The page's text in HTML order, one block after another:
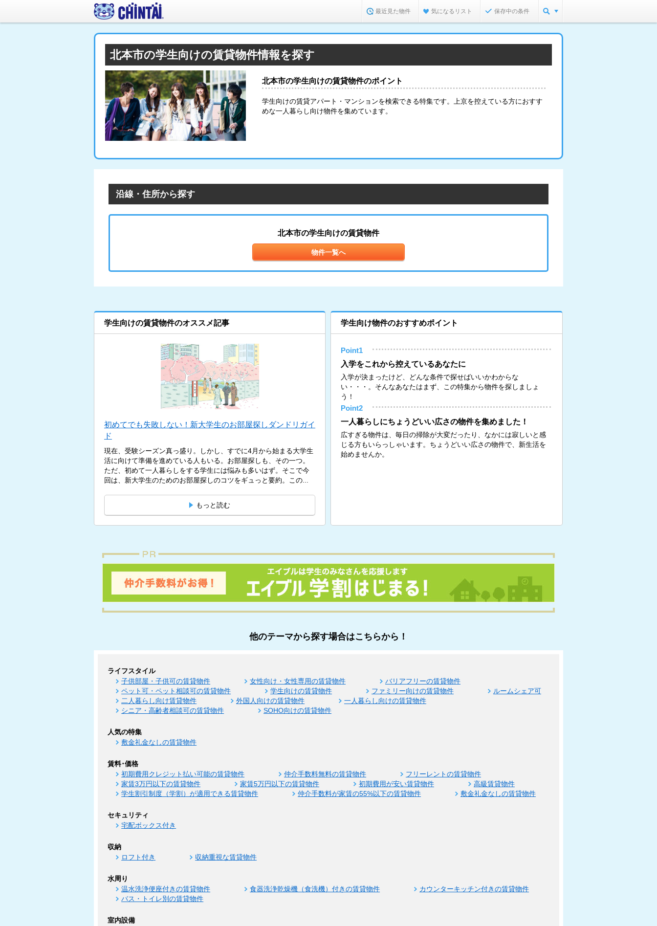
最近見た物件 気になるリスト 保存中の条件
北本市の学生向けの賃貸物件情報を探す
北本市の学生向けの賃貸物件のポイント
学生向けの賃貸アパート・マンションを検索できる特集です。上京を控えている方におすす
めな一人暮らし向け物件を集めています。
沿線・住所から探す
北本市の学生向けの賃貸物件
物件一覧へ
学生向けの賃貸物件のオススメ記事
初めてでも失敗しない！新大学生のお部屋探しダンドリガイ
ド
現在、受験シーズン真っ盛り。しかし、すでに4月から始まる大学生
活に向けて準備を進めている人もいる。お部屋探しも、その一つ。
ただ、初めて一人暮らしをする学生には悩みも多いはず。そこで今
回は、新大学生のためのお部屋探しのコツをギュっと要約。この...
もっと読む
学生向け物件のおすすめポイント
Point1
入学をこれから控えているあなたに
入学が決まったけど、どんな条件で探せばいいかわからな
い・・・。そんなあなたはまず、この特集から物件を探しましょ
う！
Point2
一人暮らしにちょうどいい広さの物件を集めました！
広すぎる物件は、毎日の掃除が大変だったり、なかには寂しいと感
じる方もいらっしゃいます。ちょうどいい広さの物件で、新生活を
始めませんか。
他のテーマから探す場合はこちらから！
ライフスタイル
子供部屋・子供可の賃貸物件 女性向け・女性専用の賃貸物件
バリアフリーの賃貸物件
ペット可・ペット相談可の賃貸物件
学生向けの賃貸物件 ファミリー向けの賃貸物件
ルームシェア可
二人暮らし向け賃貸物件
外国人向けの賃貸物件
一人暮らし向けの賃貸物件
シニア・高齢者相談可の賃貸物件
SOHO向けの賃貸物件
人気の特集
敷金礼金なしの賃貸物件
賃料･価格
初期費用クレジット払い可能の賃貸物件 仲介手数料無料の賃貸物件
フリーレントの賃貸物件
家賃3万円以下の賃貸物件
家賃5万円以下の賃貸物件 初期費用が安い賃貸物件
高級賃貸物件
学生割引制度（学割）が適用できる賃貸物件
仲介手数料が家賃の55%以下の賃貸物件 敷金礼金なしの賃貸物件
セキュリティ
宅配ボックス付き
収納
ロフト付き 収納重視な賃貸物件
水周り
温水洗浄便座付きの賃貸物件 食器洗浄乾燥機（食洗機）付きの賃貸物件
カウンターキッチン付きの賃貸物件
バス・トイレ別の賃貸物件
室内設備